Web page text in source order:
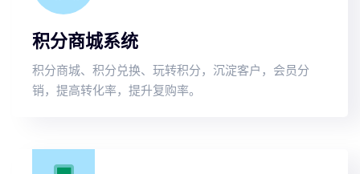
积分商城系统
积分商城、积分兑换、玩转积分，沉淀客户，会员分
销，提高转化率，提升复购率。